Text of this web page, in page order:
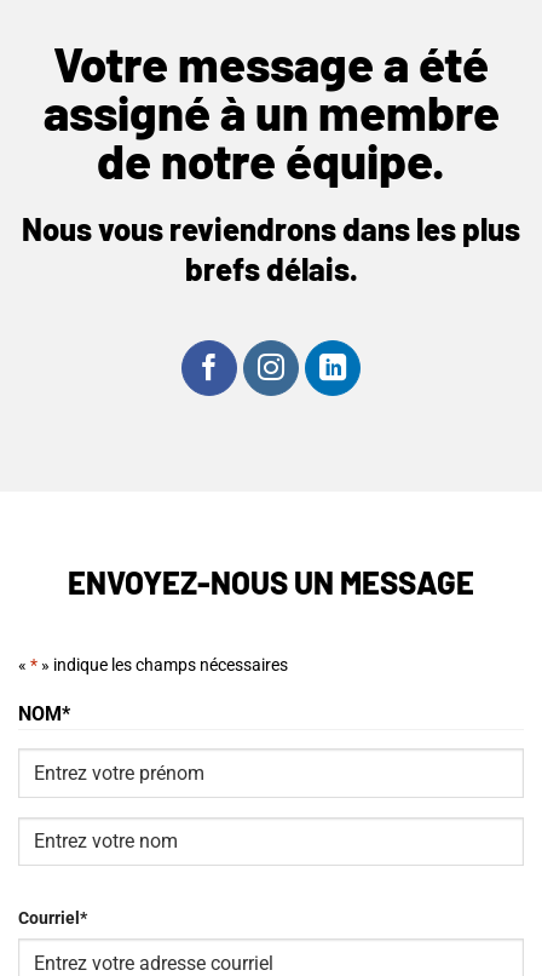
Votre message a été
assigné à un membre
de notre équipe.
Nous vous reviendrons dans les plus
brefs délais.
ENVOYEZ-NOUS UN MESSAGE
« * » indique les champs nécessaires
NOM*
Prénom
Courriel *